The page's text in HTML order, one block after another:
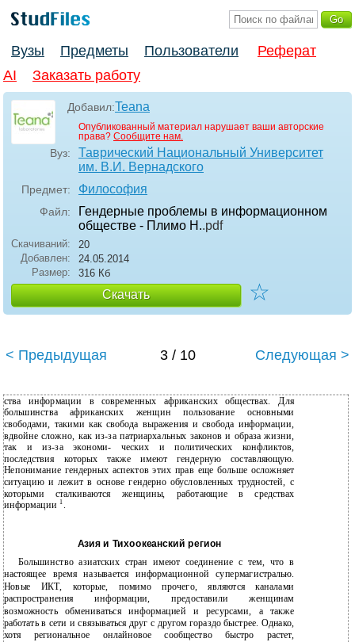
Вузы Предметы Пользователи
Реферат
AI
Заказать работу
Добавил:Teana
Опубликованный материал нарушает ваши авторские
права? Сообщите нам.
Вуз:
Таврический Национальный Университет
им. В.И. Вернадского
Предмет: Философия
Файл:
Гендерные проблемы в информационном
обществе - Плимо Н..pdf
Скачиваний:
20
Добавлен:
24.05.2014
Размер:
316 Кб
Скачать ☆
< Предыдущая 3 / 10 Следующая >
ства информации в современных африканских обществах. Для
большинства африканских женщин пользование основными
свободами, такими как свобода выражения и свобода информации,
вдвойне сложно, как из-за патриархальных законов и образа жизни,
так и из-за экономи- ческих и политических конфликтов,
последствия которых также имеют гендерную составляющую.
Непонимание гендерных аспектов этих прав еще больше осложняет
ситуацию и лежит в основе гендерно обусловленных трудностей, с
которыми сталкиваются женщины, работающие в средствах
информации1 .
Азия и Тихоокеанский регион
Большинство азиатских стран имеют соединение с тем, что в
настоящее время называется информационной супермагистралью.
Новые ИКТ, которые, помимо прочего, являются каналами
распространения информации, предоставили женщинам
возможность обмениваться информацией и ресурсами, а также
работать в сети и связываться друг с другом гораздо быстрее. Однако,
хотя региональное онлайновое сообщество быстро растет,